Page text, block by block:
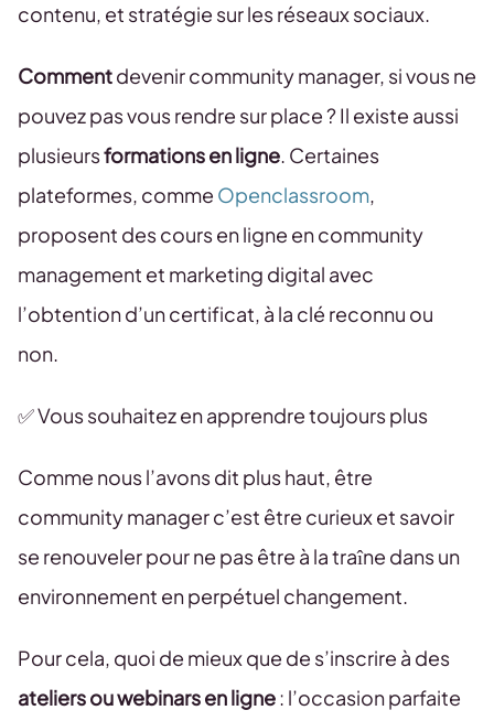
contenu, et stratégie sur les réseaux sociaux.
Commentdevenir community manager, si vous ne
pouvez pas vous rendre sur place ? Il existe aussi
plusieursformations en ligne. Certaines
plateformes, comme Openclassroom,
proposent des cours en ligne en community
management et marketing digital avec
l’obtention d’un certificat, à la clé reconnu ou
non.
✅ Vous souhaitez en apprendre toujours plus
Comme nous l’avons dit plus haut, être
community manager c’est être curieux et savoir
se renouveler pour ne pas être à la traîne dans un
environnement en perpétuel changement.
Pour cela, quoi de mieux que de s’inscrire à des
ateliers ou webinars en ligne: l’occasion parfaite